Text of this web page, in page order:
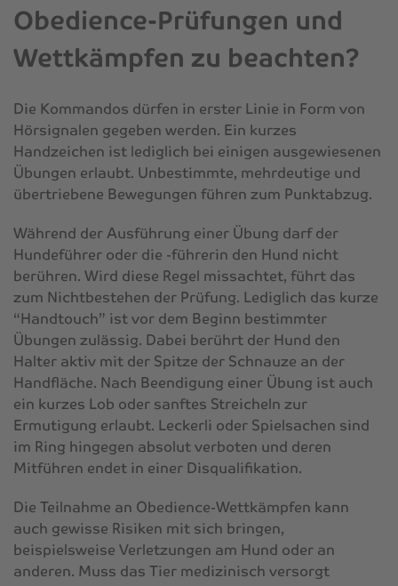
Obedience-Prüfungen und
Wettkämpfen zu beachten?
Die Kommandos dürfen in erster Linie in Form von
Hörsignalen gegeben werden. Ein kurzes
Handzeichen ist lediglich bei einigen ausgewiesenen
Übungen erlaubt. Unbestimmte, mehrdeutige und
übertriebene Bewegungen führen zum Punktabzug.
Während der Ausführung einer Übung darf der
Hundeführer oder die -führerin den Hund nicht
berühren. Wird diese Regel missachtet, führt das
zum Nichtbestehen der Prüfung. Lediglich das kurze
“Handtouch” ist vor dem Beginn bestimmter
Übungen zulässig. Dabei berührt der Hund den
Halter aktiv mit der Spitze der Schnauze an der
Handfläche. Nach Beendigung einer Übung ist auch
ein kurzes Lob oder sanftes Streicheln zur
Ermutigung erlaubt. Leckerli oder Spielsachen sind
im Ring hingegen absolut verboten und deren
Mitführen endet in einer Disqualifikation.
Die Teilnahme an Obedience-Wettkämpfen kann
auch gewisse Risiken mit sich bringen,
beispielsweise Verletzungen am Hund oder an
anderen. Muss das Tier medizinisch versorgt